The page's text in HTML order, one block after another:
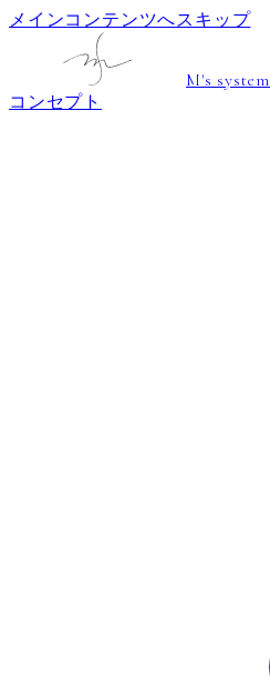
メインコンテンツへスキップ
M's system
コンセプト